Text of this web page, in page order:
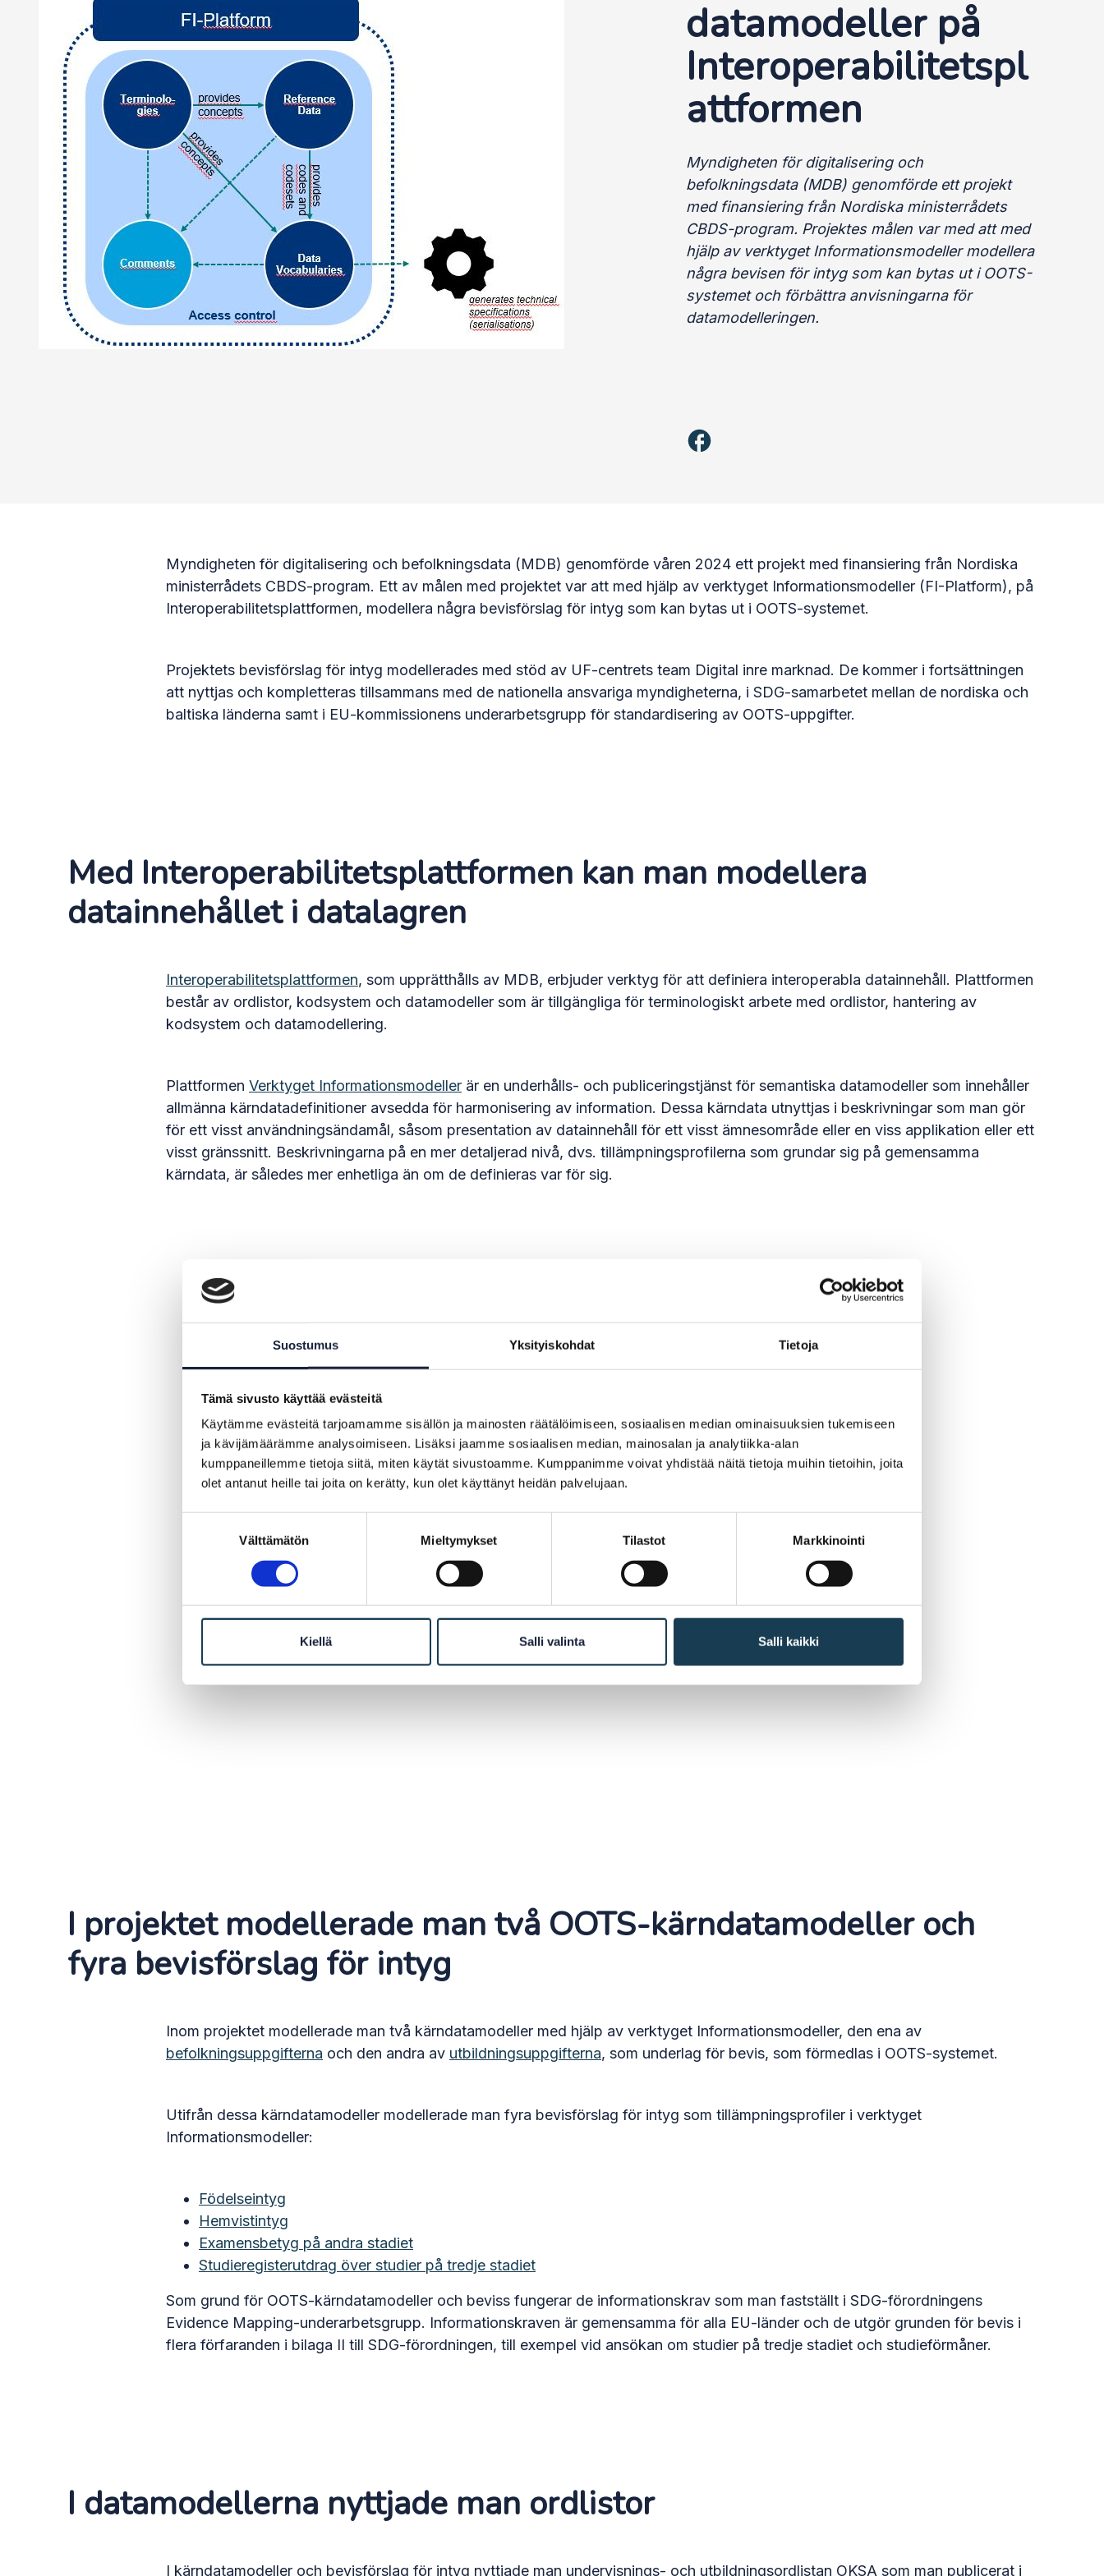
Suostumus Yksityiskohdat Tietoja
Tämä sivusto käyttää evästeitä
Käytämme evästeitä tarjoamamme sisällön ja mainosten räätälöimiseen, sosiaalisen median ominaisuuksien tukemiseen
ja kävijämäärämme analysoimiseen. Lisäksi jaamme sosiaalisen median, mainosalan ja analytiikka-alan
kumppaneillemme tietoja siitä, miten käytät sivustoamme. Kumppanimme voivat yhdistää näitä tietoja muihin tietoihin, joita
olet antanut heille tai joita on kerätty, kun olet käyttänyt heidän palvelujaan.
Välttämätön Mieltymykset Tilastot Markkinointi
Kiellä Salli valinta Salli kaikki
datamodeller på
Interoperabilitetspl
attformen
Myndigheten för digitalisering och
befolkningsdata (MDB) genomförde ett projekt
med finansiering från Nordiska ministerrådets
CBDS-program. Projektes målen var med att med
hjälp av verktyget Informationsmodeller modellera
några bevisen för intyg som kan bytas ut i OOTS-
systemet och förbättra anvisningarna för
datamodelleringen.
Myndigheten för digitalisering och befolkningsdata (MDB) genomförde våren 2024 ett projekt med finansiering från Nordiska
ministerrådets CBDS-program. Ett av målen med projektet var att med hjälp av verktyget Informationsmodeller (FI-Platform), på
Interoperabilitetsplattformen, modellera några bevisförslag för intyg som kan bytas ut i OOTS-systemet.
Projektets bevisförslag för intyg modellerades med stöd av UF-centrets team Digital inre marknad. De kommer i fortsättningen
att nyttjas och kompletteras tillsammans med de nationella ansvariga myndigheterna, i SDG-samarbetet mellan de nordiska och
baltiska länderna samt i EU-kommissionens underarbetsgrupp för standardisering av OOTS-uppgifter.
Med Interoperabilitetsplattformen kan man modellera
datainnehållet i datalagren
Interoperabilitetsplattformen, som upprätthålls av MDB, erbjuder verktyg för att definiera interoperabla datainnehåll. Plattformen
består av ordlistor, kodsystem och datamodeller som är tillgängliga för terminologiskt arbete med ordlistor, hantering av
kodsystem och datamodellering.
Plattformen Verktyget Informationsmodeller är en underhålls- och publiceringstjänst för semantiska datamodeller som innehåller
allmänna kärndatadefinitioner avsedda för harmonisering av information. Dessa kärndata utnyttjas i beskrivningar som man gör
för ett visst användningsändamål, såsom presentation av datainnehåll för ett visst ämnesområde eller en viss applikation eller ett
visst gränssnitt. Beskrivningarna på en mer detaljerad nivå, dvs. tillämpningsprofilerna som grundar sig på gemensamma
kärndata, är således mer enhetliga än om de definieras var för sig.
I projektet modellerade man två OOTS-kärndatamodeller och
fyra bevisförslag för intyg
Inom projektet modellerade man två kärndatamodeller med hjälp av verktyget Informationsmodeller, den ena av
befolkningsuppgifterna och den andra av utbildningsuppgifterna, som underlag för bevis, som förmedlas i OOTS-systemet.
Utifrån dessa kärndatamodeller modellerade man fyra bevisförslag för intyg som tillämpningsprofiler i verktyget
Informationsmodeller:
Födelseintyg
Hemvistintyg
Examensbetyg på andra stadiet
Studieregisterutdrag över studier på tredje stadiet
Som grund för OOTS-kärndatamodeller och beviss fungerar de informationskrav som man fastställt i SDG-förordningens
Evidence Mapping-underarbetsgrupp. Informationskraven är gemensamma för alla EU-länder och de utgör grunden för bevis i
flera förfaranden i bilaga II till SDG-förordningen, till exempel vid ansökan om studier på tredje stadiet och studieförmåner.
I datamodellerna nyttjade man ordlistor
I kärndatamodeller och bevisförslag för intyg nyttjade man undervisnings- och utbildningsordlistan OKSA som man publicerat i